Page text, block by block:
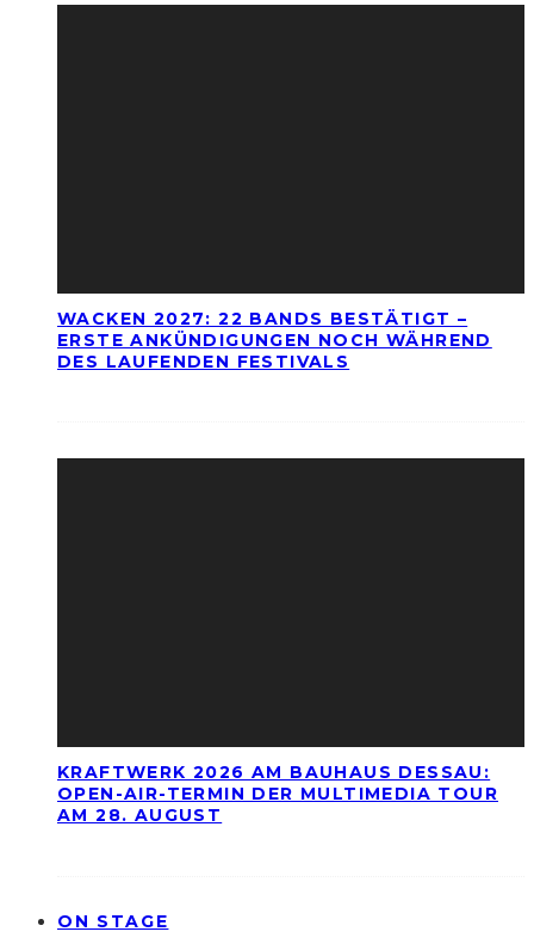
WACKEN 2027: 22 BANDS BESTÄTIGT –
ERSTE ANKÜNDIGUNGEN NOCH WÄHREND
DES LAUFENDEN FESTIVALS
KRAFTWERK 2026 AM BAUHAUS DESSAU:
OPEN-AIR-TERMIN DER MULTIMEDIA TOUR
AM 28. AUGUST
ON STAGE